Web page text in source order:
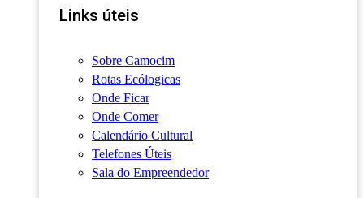
Links úteis
Sobre Camocim
Rotas Ecólogicas
Onde Ficar
Onde Comer
Calendário Cultural
Telefones Úteis
Sala do Empreendedor